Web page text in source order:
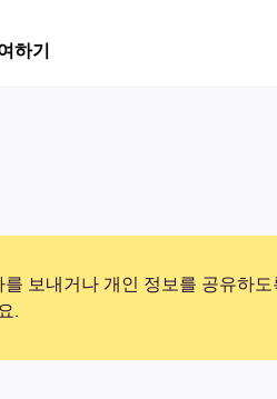
하기
보내거나 개인 정보를 공유하
.